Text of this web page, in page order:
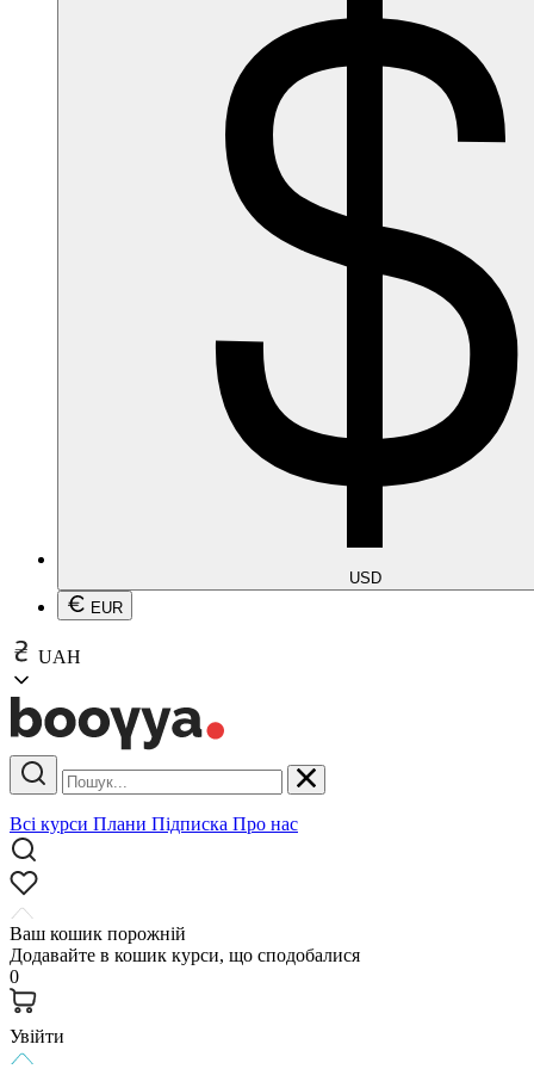
USD
EUR
UAH
Всі курси Плани Підписка Про нас
Ваш кошик порожній
Додавайте в кошик курси, що сподобалися
0
Увійти